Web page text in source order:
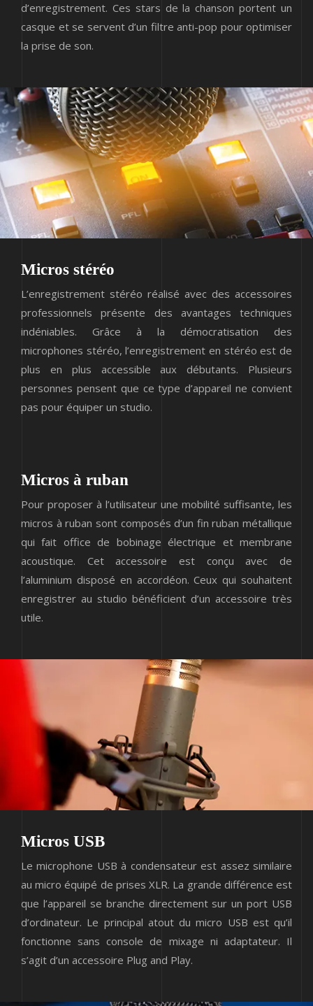
d’enregistrement. Ces stars de la chanson portent un
casque et se servent d’un filtre anti-pop pour optimiser
la prise de son.
Micros stéréo
L’enregistrement stéréo réalisé avec des accessoires
professionnels présente des avantages techniques
indéniables. Grâce à la démocratisation des
microphones stéréo, l’enregistrement en stéréo est de
plus en plus accessible aux débutants. Plusieurs
personnes pensent que ce type d’appareil ne convient
pas pour équiper un studio.
Micros à ruban
Pour proposer à l’utilisateur une mobilité suffisante, les
micros à ruban sont composés d’un fin ruban métallique
qui fait office de bobinage électrique et membrane
acoustique. Cet accessoire est conçu avec de
l’aluminium disposé en accordéon. Ceux qui souhaitent
enregistrer au studio bénéficient d’un accessoire très
utile.
Micros USB
Le microphone USB à condensateur est assez similaire
au micro équipé de prises XLR. La grande différence est
que l’appareil se branche directement sur un port USB
d’ordinateur. Le principal atout du micro USB est qu’il
fonctionne sans console de mixage ni adaptateur. Il
s’agit d’un accessoire Plug and Play.